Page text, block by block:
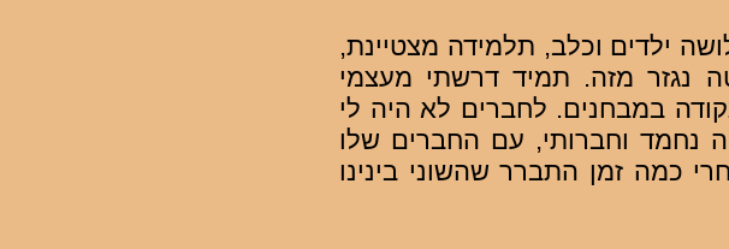
ילדים וכלב, תלמידה מצטיינת,
נגזר מזה. תמיד דרשתי מעצמי
במבחנים. לחברים לא היה לי
נחמד וחברותי, עם החברים שלו
כמה זמן התברר שהשוני בינינו